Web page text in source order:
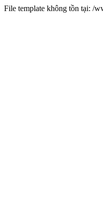
File template không tồn tại: /